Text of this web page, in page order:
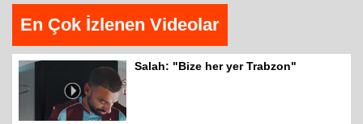
En Çok İzlenen Videolar
Salah: "Bize her yer Trabzon"